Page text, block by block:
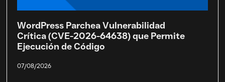
WordPress Parchea Vulnerabilidad
Crítica (CVE-2026-64638) que Permite
Ejecución de Código
07/08/2026